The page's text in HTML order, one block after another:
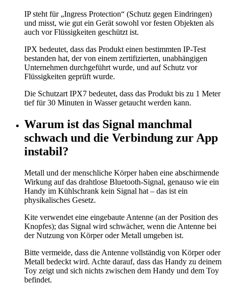
IP steht für „Ingress Protection“ (Schutz gegen Eindringen)
und misst, wie gut ein Gerät sowohl vor festen Objekten als
auch vor Flüssigkeiten geschützt ist.
IPX bedeutet, dass das Produkt einen bestimmten IP-Test
bestanden hat, der von einem zertifizierten, unabhängigen
Unternehmen durchgeführt wurde, und auf Schutz vor
Flüssigkeiten geprüft wurde.
Die Schutzart IPX7 bedeutet, dass das Produkt bis zu 1 Meter
tief für 30 Minuten in Wasser getaucht werden kann.
Warum ist das Signal manchmal
schwach und die Verbindung zur App
instabil?
Metall und der menschliche Körper haben eine abschirmende
Wirkung auf das drahtlose Bluetooth-Signal, genauso wie ein
Handy im Kühlschrank kein Signal hat – das ist ein
physikalisches Gesetz.
Kite verwendet eine eingebaute Antenne (an der Position des
Knopfes); das Signal wird schwächer, wenn die Antenne bei
der Nutzung von Körper oder Metall umgeben ist.
Bitte vermeide, dass die Antenne vollständig von Körper oder
Metall bedeckt wird. Achte darauf, dass das Handy zu deinem
Toy zeigt und sich nichts zwischen dem Handy und dem Toy
befindet.